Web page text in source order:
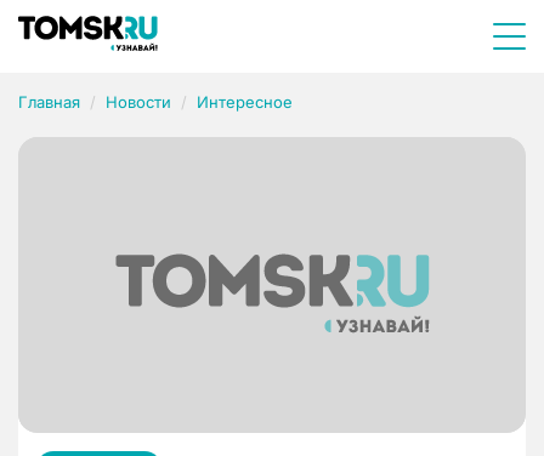
Главная Новости Интересное